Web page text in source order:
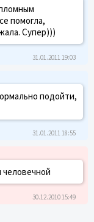
помогла,
Супер)))
31.01.2011 19:03
подойти,
31.01.2011 18:55
человечной
30.12.2010 15:49